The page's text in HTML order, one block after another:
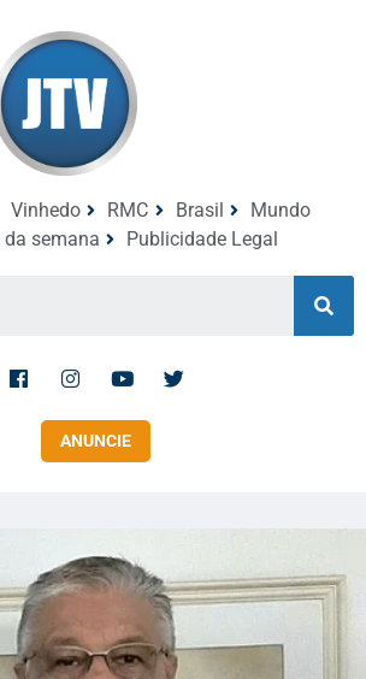
Vinhedo RMC Brasil
Mundo
da semana
Publicidade Legal
ANUNCIE